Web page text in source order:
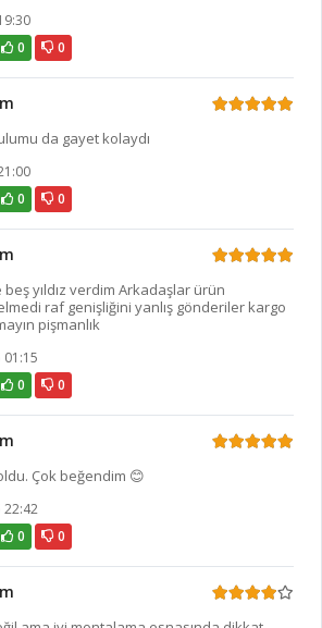
0 0
da gayet kolaydı
0 0
yıldız verdim Arkadaşlar ürün
raf genişliğini yanlış gönderiler kargo
pişmanlık
01:15
0 0
Çok beğendim 😊
22:42
0 0